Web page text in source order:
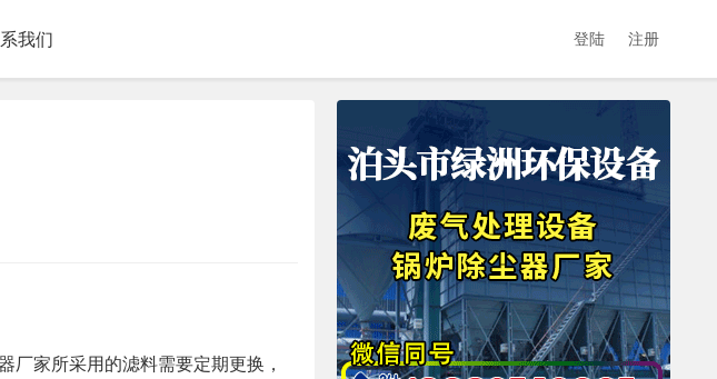
我们 登陆 注册
家所采用的滤料需要定期更换，